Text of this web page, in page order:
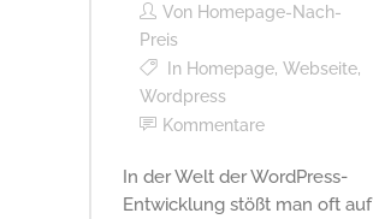
Von Homepage-Nach-
Preis
In Homepage, Webseite,
Wordpress
Kommentare
In der Welt der WordPress-
Entwicklung stößt man oft auf